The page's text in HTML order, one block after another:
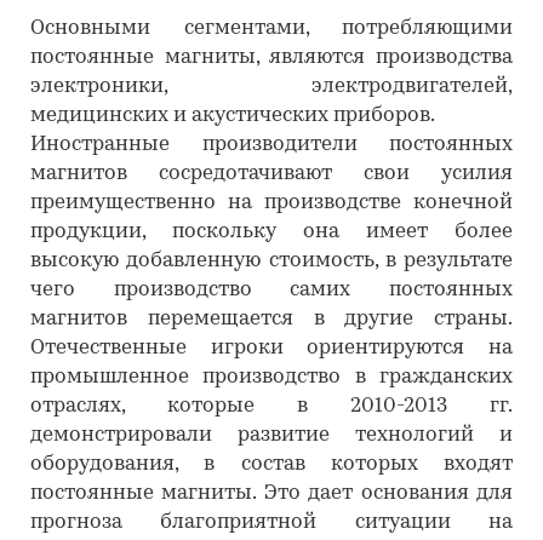
Основными сегментами, потребляющими
постоянные магниты, являются производства
электроники, электродвигателей,
медицинских и акустических приборов.
Иностранные производители постоянных
магнитов сосредотачивают свои усилия
преимущественно на производстве конечной
продукции, поскольку она имеет более
высокую добавленную стоимость, в результате
чего производство самих постоянных
магнитов перемещается в другие страны.
Отечественные игроки ориентируются на
промышленное производство в гражданских
отраслях, которые в 2010-2013 гг.
демонстрировали развитие технологий и
оборудования, в состав которых входят
постоянные магниты. Это дает основания для
прогноза благоприятной ситуации на